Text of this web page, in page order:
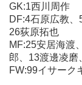
FW:99イサークキ
《SUB》
GK:16牲川歩見
DF:34藤原優大
MF:14関根貴大、
GK:1西川周作
DF:4石原広教、
26荻原拓也
MF:25安居海渡
郎、13渡邊凌磨
FW:99イサーク